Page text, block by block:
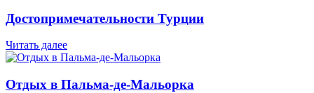
Достопримечательности Турции
Читать далее
Отдых в Пальма-де-Мальорка